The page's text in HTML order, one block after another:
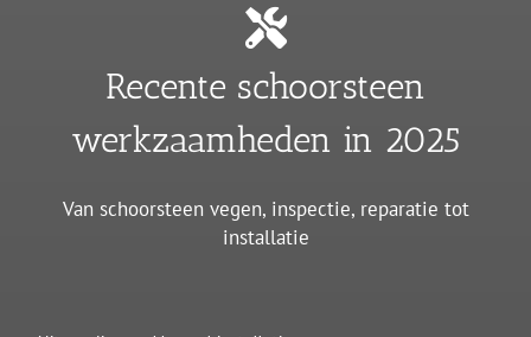
Recente schoorsteen
werkzaamheden in 2025
Van schoorsteen vegen, inspectie, reparatie tot
installatie